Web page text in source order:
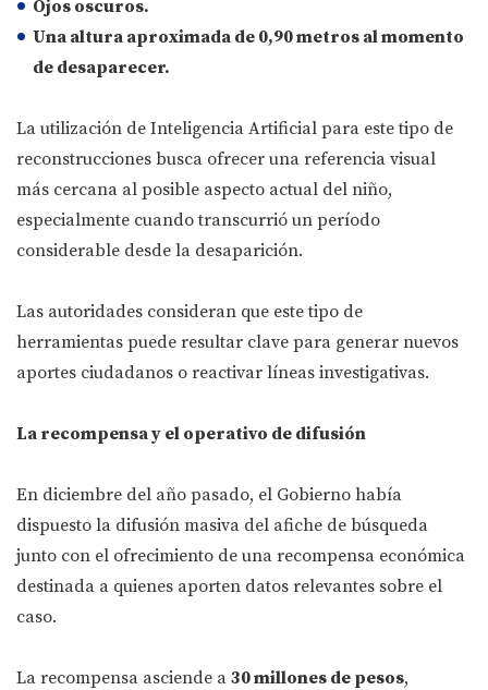
Ojos oscuros.
Una altura aproximada de 0,90 metros al momento
de desaparecer.
La utilización de Inteligencia Artificial para este tipo de
reconstrucciones busca ofrecer una referencia visual
más cercana al posible aspecto actual del niño,
especialmente cuando transcurrió un período
considerable desde la desaparición.
Las autoridades consideran que este tipo de
herramientas puede resultar clave para generar nuevos
aportes ciudadanos o reactivar líneas investigativas.
La recompensa y el operativo de difusión
En diciembre del año pasado, el Gobierno había
dispuesto la difusión masiva del afiche de búsqueda
junto con el ofrecimiento de una recompensa económica
destinada a quienes aporten datos relevantes sobre el
caso.
La recompensa asciende a 30 millones de pesos,